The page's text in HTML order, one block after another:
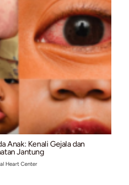
Pacu Jantung): Solusi Medis
Jantung (Bradikardia)